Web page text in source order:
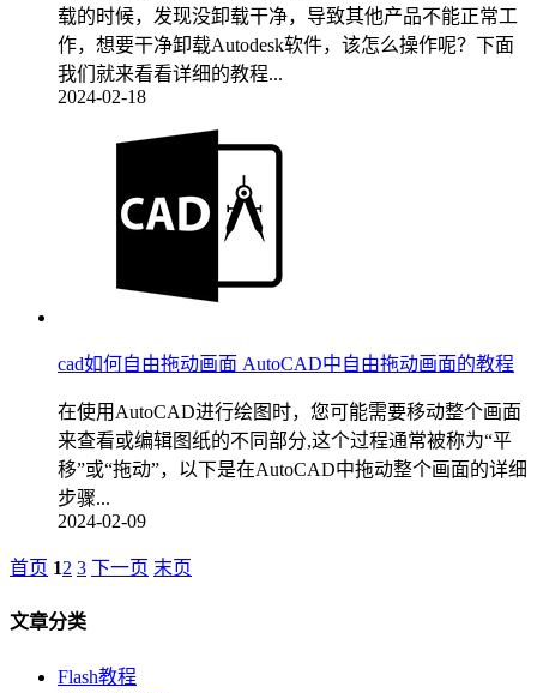
载的时候，发现没卸载干净，导致其他产品不能正常工
作，想要干净卸载Autodesk软件，该怎么操作呢？下面
我们就来看看详细的教程...
2024-02-18
cad如何自由拖动画面 AutoCAD中自由拖动画面的教程
在使用AutoCAD进行绘图时，您可能需要移动整个画面
来查看或编辑图纸的不同部分,这个过程通常被称为“平
移”或“拖动”，以下是在AutoCAD中拖动整个画面的详细
步骤...
2024-02-09
首页 12 3 下一页 末页
文章分类
Flash教程